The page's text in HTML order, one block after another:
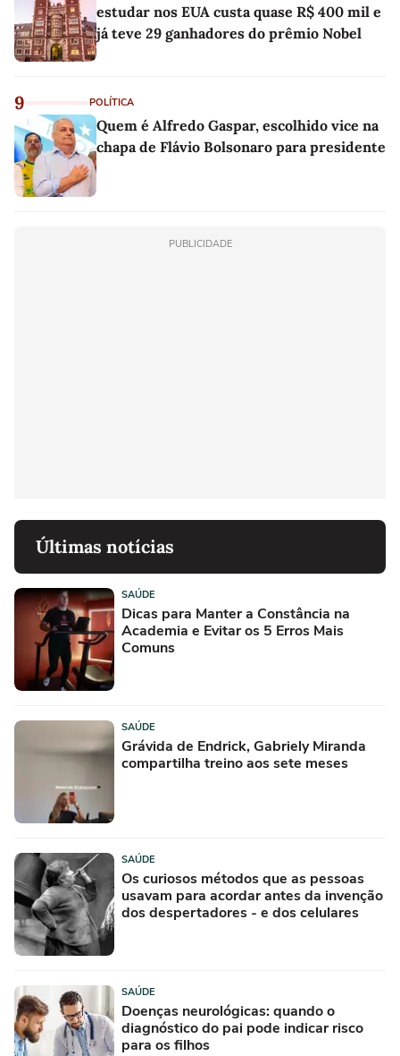
estudar nos EUA custa quase R$ 400 mil e
já teve 29 ganhadores do prêmio Nobel
9 POLÍTICA
Quem é Alfredo Gaspar, escolhido vice na
chapa de Flávio Bolsonaro para presidente
PUBLICIDADE
Últimas notícias
SAÚDE
Dicas para Manter a Constância na
Academia e Evitar os 5 Erros Mais
Comuns
SAÚDE
Grávida de Endrick, Gabriely Miranda
compartilha treino aos sete meses
SAÚDE
Os curiosos métodos que as pessoas
usavam para acordar antes da invenção
dos despertadores - e dos celulares
SAÚDE
Doenças neurológicas: quando o
diagnóstico do pai pode indicar risco
para os filhos